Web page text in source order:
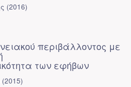
(2016)
περιβάλλοντος με
των εφήβων
(2015)